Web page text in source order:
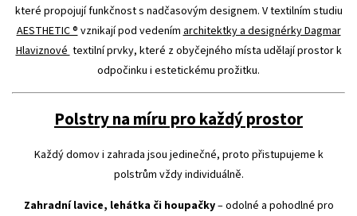
které propojují funkčnost s nadčasovým designem. V textilním studiu
AESTHETIC ®vznikají pod vedenímarchitektky a designérky Dagmar
Hlaviznovétextilní prvky, které z obyčejného místa udělají prostor k
odpočinku i estetickému prožitku.
Polstry na míru pro každý prostor
Každý domov i zahrada jsou jedinečné, proto přistupujeme k
polstrům vždy individuálně.
Zahradní lavice, lehátka či houpačky– odolné a pohodlné pro